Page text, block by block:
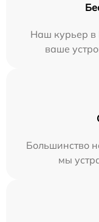
Наш курьер в
ваше
Большинство
мы